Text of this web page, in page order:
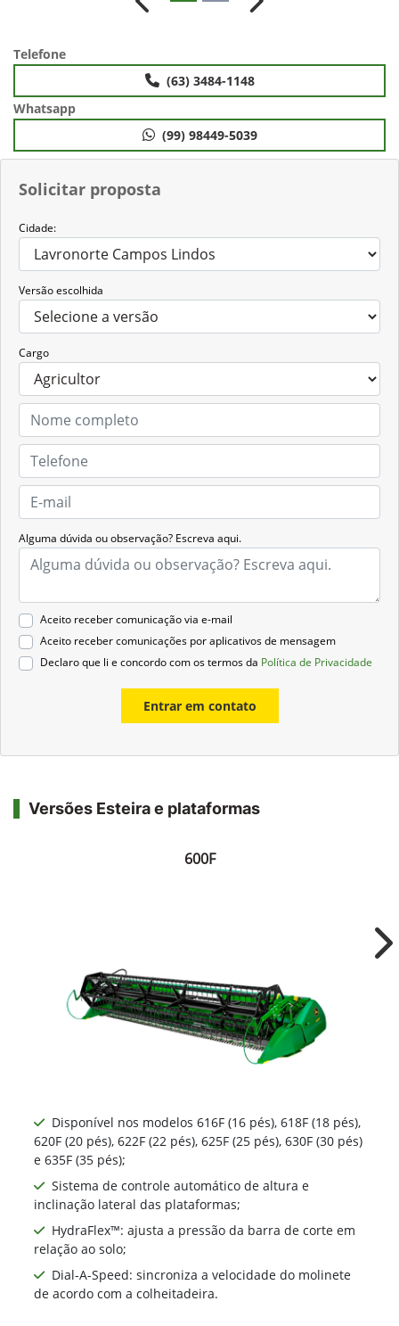
Solicitar proposta
Cidade:
Versão escolhida
Cargo
Alguma dúvida ou observação? Escreva aqui.
Aceito receber comunicação via e-mail
Aceito receber comunicações por aplicativos de mensagem
Declaro que li e concordo com os termos da Política de Privacidade
Entrar em contato
Anterior Próximo
Telefone
(63) 3484-1148
Whatsapp
(99) 98449-5039
Versões Esteira e plataformas
600F
Disponível nos modelos 616F (16 pés), 618F (18 pés),
620F (20 pés), 622F (22 pés), 625F (25 pés), 630F (30 pés)
e 635F (35 pés);
Sistema de controle automático de altura e
inclinação lateral das plataformas;
HydraFlex™: ajusta a pressão da barra de corte em
relação ao solo;
Dial-A-Speed: sincroniza a velocidade do molinete
de acordo com a colheitadeira.